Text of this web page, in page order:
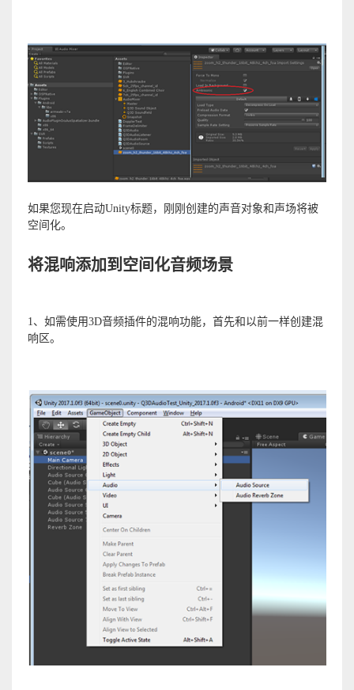
如果您现在启动Unity标题，刚刚创建的声音对象和声场将被
空间化。
将混响添加到空间化音频场景
1、如需使用3D音频插件的混响功能，首先和以前一样创建混
响区。